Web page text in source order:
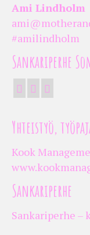
Ami Lindholm
#amilindholm
Sankariperhe
Yhteistyö,
Kook
Sankariperhe
Sankariperhe –